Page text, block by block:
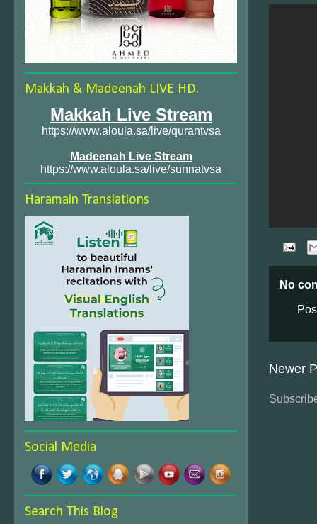
No
Newer
Makkah & Madeenah LIVE HD.
Makkah Live Stream
https://www.aloula.sa/live/qurantvsa
Madeenah Live Stream
https://www.aloula.sa/live/sunnatvsa
Haramain Translations
Social Media
Search This Blog